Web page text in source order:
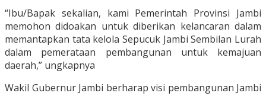
“Ibu/Bapak sekalian, kami Pemerintah Provinsi Jambi
memohon didoakan untuk diberikan kelancaran dalam
memantapkan tata kelola Sepucuk Jambi Sembilan Lurah
dalam pemerataan pembangunan untuk kemajuan
daerah,” ungkapnya
Wakil Gubernur Jambi berharap visi pembangunan Jambi